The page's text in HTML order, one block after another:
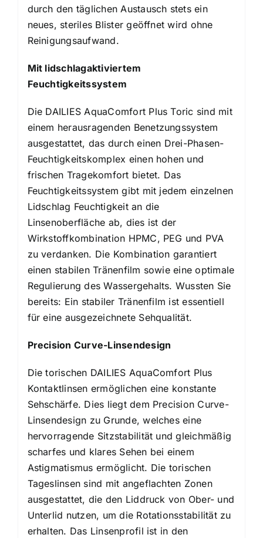
durch den täglichen Austausch stets ein
neues, steriles Blister geöffnet wird ohne
Reinigungsaufwand.
Mit lidschlagaktiviertem
Feuchtigkeitssystem
Die DAILIES AquaComfort Plus Toric sind mit
einem herausragenden Benetzungssystem
ausgestattet, das durch einen Drei-Phasen-
Feuchtigkeitskomplex einen hohen und
frischen Tragekomfort bietet. Das
Feuchtigkeitssystem gibt mit jedem einzelnen
Lidschlag Feuchtigkeit an die
Linsenoberfläche ab, dies ist der
Wirkstoffkombination HPMC, PEG und PVA
zu verdanken. Die Kombination garantiert
einen stabilen Tränenfilm sowie eine optimale
Regulierung des Wassergehalts. Wussten Sie
bereits: Ein stabiler Tränenfilm ist essentiell
für eine ausgezeichnete Sehqualität.
Precision Curve-Linsendesign
Die torischen DAILIES AquaComfort Plus
Kontaktlinsen ermöglichen eine konstante
Sehschärfe. Dies liegt dem Precision Curve-
Linsendesign zu Grunde, welches eine
hervorragende Sitzstabilität und gleichmäßig
scharfes und klares Sehen bei einem
Astigmatismus ermöglicht. Die torischen
Tageslinsen sind mit angeflachten Zonen
ausgestattet, die den Liddruck von Ober- und
Unterlid nutzen, um die Rotationsstabilität zu
erhalten. Das Linsenprofil ist in den